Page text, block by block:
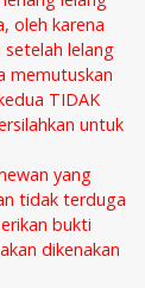
oleh karena
lelang
memutuskan
TIDAK
untuk
yang
tidak terduga
bukti
dikenakan